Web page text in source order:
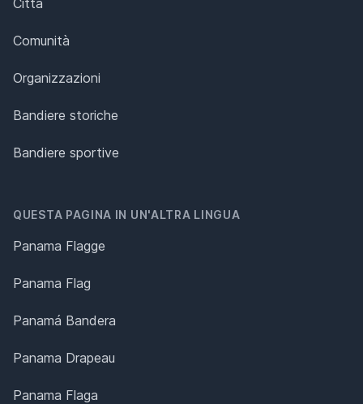
Comunità
Organizzazioni
Bandiere storiche
Bandiere sportive
QUESTA PAGINA IN UN'ALTRA LINGUA
Panama Flagge
Panama Flag
Panamá Bandera
Panama Drapeau
Panama Flaga